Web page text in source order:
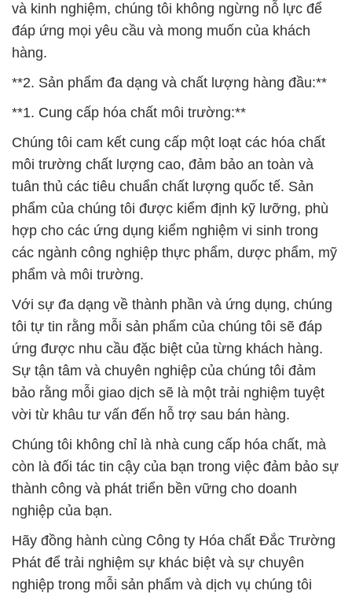
và kinh nghiệm, chúng tôi không ngừng nỗ lực để
đáp ứng mọi yêu cầu và mong muốn của khách
hàng.
**2. Sản phẩm đa dạng và chất lượng hàng đầu:**
**1. Cung cấp hóa chất môi trường:**
Chúng tôi cam kết cung cấp một loạt các hóa chất
môi trường chất lượng cao, đảm bảo an toàn và
tuân thủ các tiêu chuẩn chất lượng quốc tế. Sản
phẩm của chúng tôi được kiểm định kỹ lưỡng, phù
hợp cho các ứng dụng kiểm nghiệm vi sinh trong
các ngành công nghiệp thực phẩm, dược phẩm, mỹ
phẩm và môi trường.
Với sự đa dạng về thành phần và ứng dụng, chúng
tôi tự tin rằng mỗi sản phẩm của chúng tôi sẽ đáp
ứng được nhu cầu đặc biệt của từng khách hàng.
Sự tận tâm và chuyên nghiệp của chúng tôi đảm
bảo rằng mỗi giao dịch sẽ là một trải nghiệm tuyệt
vời từ khâu tư vấn đến hỗ trợ sau bán hàng.
Chúng tôi không chỉ là nhà cung cấp hóa chất, mà
còn là đối tác tin cậy của bạn trong việc đảm bảo sự
thành công và phát triển bền vững cho doanh
nghiệp của bạn.
Hãy đồng hành cùng Công ty Hóa chất Đắc Trường
Phát để trải nghiệm sự khác biệt và sự chuyên
nghiệp trong mỗi sản phẩm và dịch vụ chúng tôi